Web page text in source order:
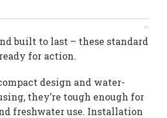
built to last – these standard
for action.
design and water-
they’re tough enough for
freshwater use. Installation